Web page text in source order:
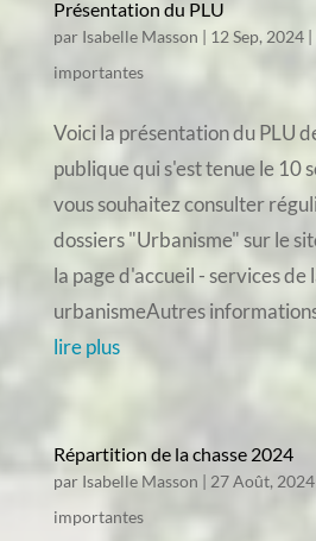
Présentation du PLU
par Isabelle Masson | 12 Sep, 2024|
importantes
Voici la présentation du PLU
publique qui s'est tenue le 10
vous souhaitez consulter
dossiers "Urbanisme" sur le
la page d'accueil - services de
urbanismeAutres
lire plus
Répartition de la chasse 2024
par Isabelle Masson | 27 Août, 2024
importantes